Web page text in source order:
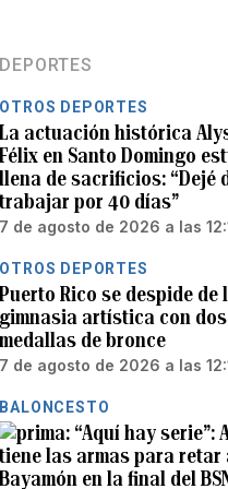
DEPORTES
OTROS DEPORTES
La actuación histórica
Félix en Santo Domingo
llena de sacrificios: “Dejé
trabajar por 40 días”
7 de agosto de 2026 a las
OTROS DEPORTES
Puerto Rico se despide de
gimnasia artística con dos
medallas de bronce
7 de agosto de 2026 a las
BALONCESTO
“Aquí hay serie”:
tiene las armas para retar
Bayamón en la final del